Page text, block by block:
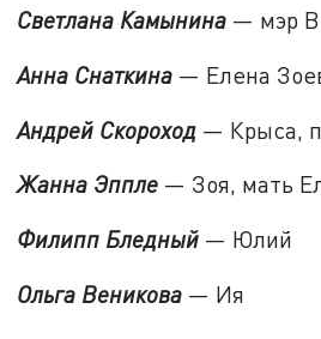
Светлана Камынина — мэр
Анна Снаткина — Елена
Андрей Скороход — Крыса,
Жанна Эппле — Зоя, мать
Филипп Бледный — Юлий
Ольга Веникова — Ия